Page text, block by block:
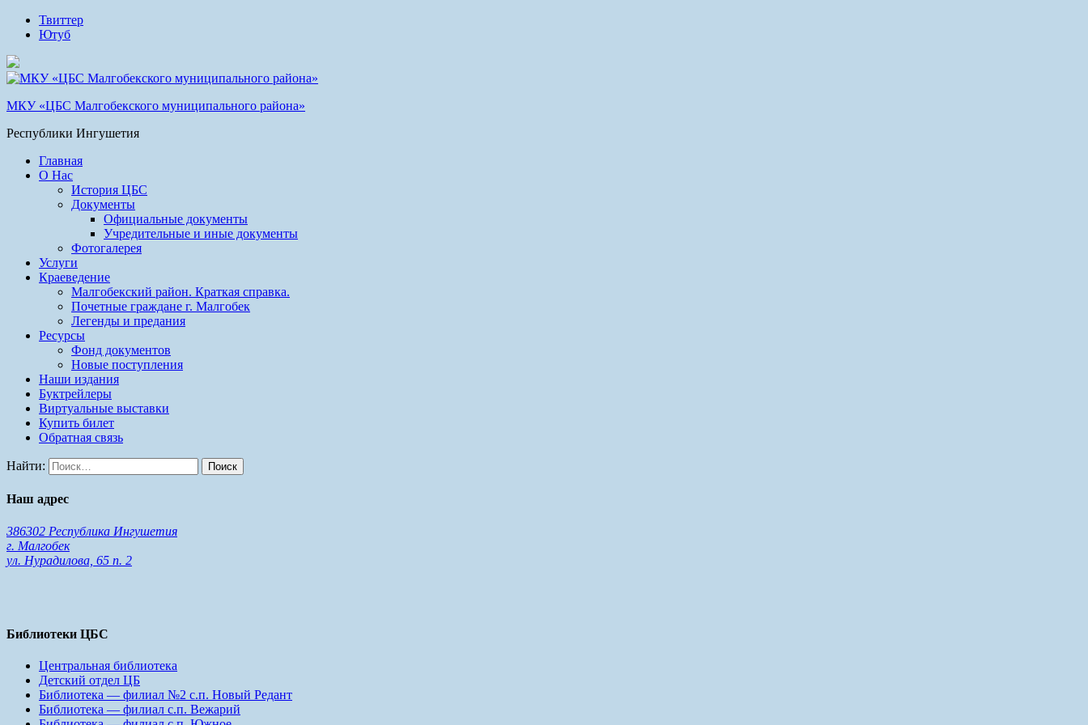
Твиттер
Ютуб
МКУ «ЦБС Малгобекского муниципального района»
Республики Ингушетия
Главная
О Нас
История ЦБС
Документы
Официальные документы
Учредительные и иные документы
Фотогалерея
Услуги
Краеведение
Малгобекский район. Краткая справка.
Почетные граждане г. Малгобек
Легенды и предания
Ресурсы
Фонд документов
Новые поступления
Наши издания
Буктрейлеры
Виртуальные выставки
Купить билет
Обратная связь
Найти:
Наш адрес
386302 Республика Ингушетия
г. Малгобек
ул. Нурадилова, 65 п. 2
Библиотеки ЦБС
Центральная библиотека
Детский отдел ЦБ
Библиотека — филиал №2 с.п. Новый Редант
Библиотека — филиал с.п. Вежарий